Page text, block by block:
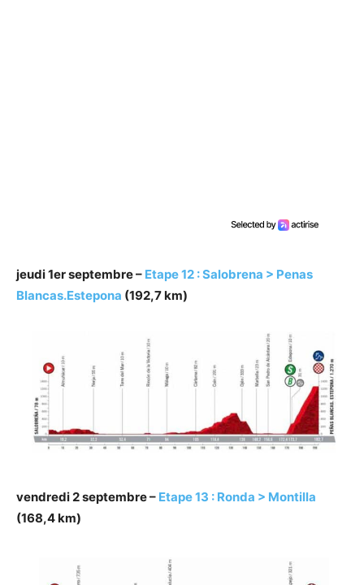
jeudi 1er septembre – Etape 12 : Salobrena > Penas
Blancas.Estepona (192,7 km)
vendredi 2 septembre – Etape 13 : Ronda > Montilla
(168,4 km)